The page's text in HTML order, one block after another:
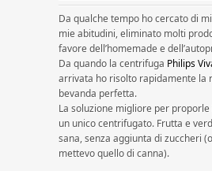
Da qualche tempo ho cercato di
mie abitudini, eliminato molti
favore dell’homemade e
Da quando la centrifuga Philips
arrivata ho risolto rapidamente la
bevanda perfetta.
La soluzione migliore per
un unico centrifugato. Frutta e
sana, senza aggiunta di zuccheri
mettevo quello di canna).